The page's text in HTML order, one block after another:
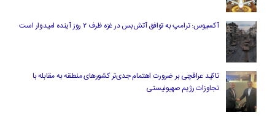
آکسیوس: ترامپ به توافق آتش‌بس در غزه ظرف ۲ روز آینده امیدوار است
تاکید عراقچی بر ضرورت اهتمام جدی‌تر کشورهای منطقه به مقابله با
تجاوزات رژیم صهیونیستی